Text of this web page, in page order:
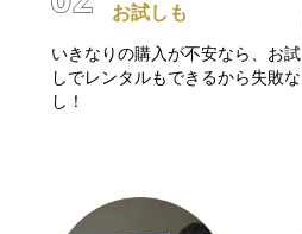
お試しも
いきなりの購入が不安なら、お試
しでレンタルもできるから失敗な
し！